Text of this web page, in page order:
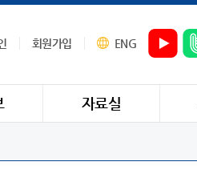
회원가입 ENG
자료실